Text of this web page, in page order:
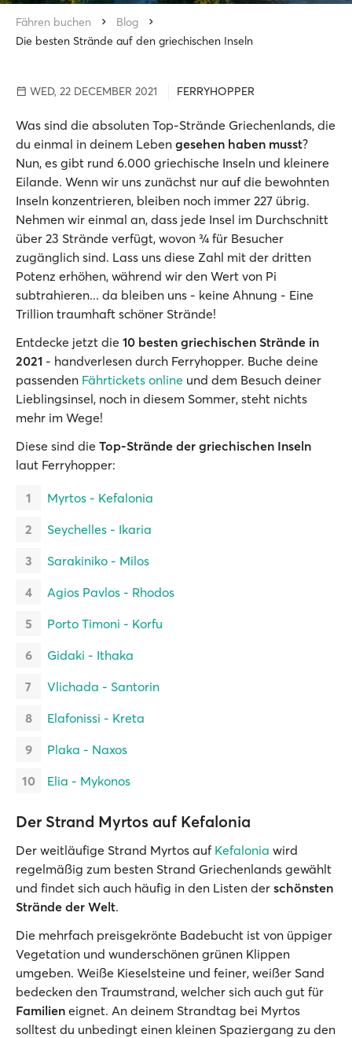
Fähren buchen
Blog
Die besten Strände auf den griechischen Inseln
WED, 22 DECEMBER 2021 FERRYHOPPER
Was sind die absoluten Top-Strände Griechenlands, die
du einmal in deinem Leben gesehen haben musst?
Nun, es gibt rund 6.000 griechische Inseln und kleinere
Eilande. Wenn wir uns zunächst nur auf die bewohnten
Inseln konzentrieren, bleiben noch immer 227 übrig.
Nehmen wir einmal an, dass jede Insel im Durchschnitt
über 23 Strände verfügt, wovon ¾ für Besucher
zugänglich sind. Lass uns diese Zahl mit der dritten
Potenz erhöhen, während wir den Wert von Pi
subtrahieren... da bleiben uns - keine Ahnung - Eine
Trillion traumhaft schöner Strände!
Entdecke jetzt die 10 besten griechischen Strände in
2021 - handverlesen durch Ferryhopper. Buche deine
passenden Fährtickets online und dem Besuch deiner
Lieblingsinsel, noch in diesem Sommer, steht nichts
mehr im Wege!
Diese sind die Top-Strände der griechischen Inseln
laut Ferryhopper:
Myrtos - Kefalonia
Seychelles - Ikaria
Sarakiniko - Milos
Agios Pavlos - Rhodos
Porto Timoni - Korfu
Gidaki - Ithaka
Vlichada - Santorin
Elafonissi - Kreta
Plaka - Naxos
Elia - Mykonos
Der Strand Myrtos auf Kefalonia
Der weitläufige Strand Myrtos auf Kefalonia wird
regelmäßig zum besten Strand Griechenlands gewählt
und findet sich auch häufig in den Listen der schönsten
Strände der Welt.
Die mehrfach preisgekrönte Badebucht ist von üppiger
Vegetation und wunderschönen grünen Klippen
umgeben. Weiße Kieselsteine und feiner, weißer Sand
bedecken den Traumstrand, welcher sich auch gut für
Familien eignet. An deinem Strandtag bei Myrtos
solltest du unbedingt einen kleinen Spaziergang zu den